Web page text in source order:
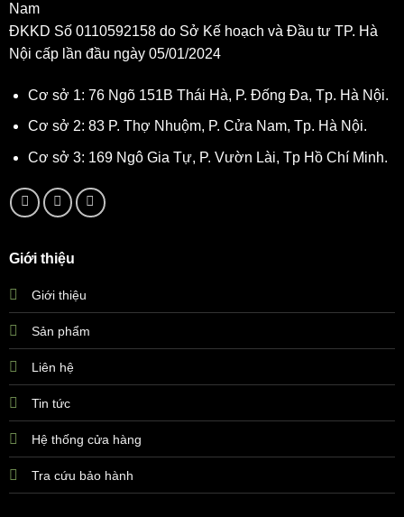
Nam
ĐKKD Số 0110592158 do Sở Kế hoạch và Đầu tư TP. Hà
Nội cấp lần đầu ngày 05/01/2024
Cơ sở 1: 76 Ngõ 151B Thái Hà, P. Đống Đa, Tp. Hà Nội.
Cơ sở 2: 83 P. Thợ Nhuộm, P. Cửa Nam, Tp. Hà Nội.
Cơ sở 3: 169 Ngô Gia Tự, P. Vườn Lài, Tp Hồ Chí Minh.
Giới thiệu
Giới thiệu
Sản phẩm
Liên hệ
Tin tức
Hệ thống cửa hàng
Tra cứu bảo hành